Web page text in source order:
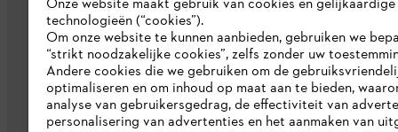
Over ons
Pers
Werken bij STIHL
Duurzaamheid
Onze website maakt gebruik van cookies en gelijkaardige
technologieën (“cookies”).
Om onze website te kunnen aanbieden, gebruiken we
“strikt noodzakelijke cookies”, zelfs zonder uw
Andere cookies die we gebruiken om de
optimaliseren en om inhoud op maat aan te bieden,
analyse van gebruikersgedrag, de effectiviteit van
personalisering van advertenties en het aanmaken van